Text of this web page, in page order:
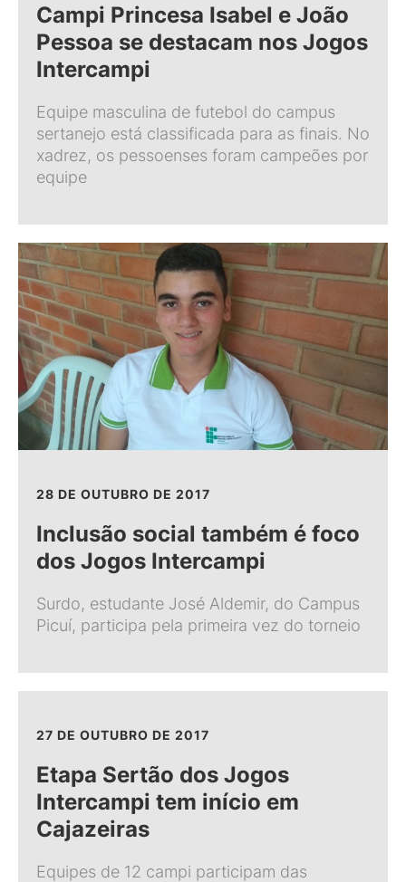
Campi Princesa Isabel e João
Pessoa se destacam nos Jogos
Intercampi
Equipe masculina de futebol do campus
sertanejo está classificada para as finais. No
xadrez, os pessoenses foram campeões por
equipe
28 DE OUTUBRO DE 2017
Inclusão social também é foco
dos Jogos Intercampi
Surdo, estudante José Aldemir, do Campus
Picuí, participa pela primeira vez do torneio
27 DE OUTUBRO DE 2017
Etapa Sertão dos Jogos
Intercampi tem início em
Cajazeiras
Equipes de 12 campi participam das